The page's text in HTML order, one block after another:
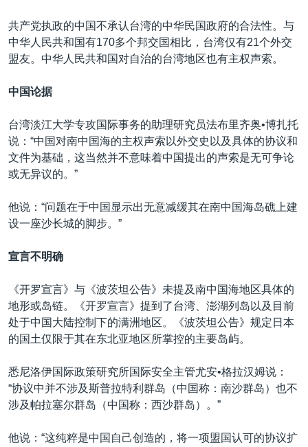
共产党执政的中国不承认台湾的中华民国政府的合法性。与
中华人民共和国有170多个邦交国相比，台湾仅有21个外交
盟友。中华人民共和国对自治的台湾地区也有主权声索。
中国论据
台湾淡江大学专攻国际事务的助理研究员法布里齐奥•博扎托
说：“中国对南中国海的主权声索以外交史以及具体的协议和
文件为基础，这当然并不意味着中国提出的声索是无可争论
或无异议的。”
他说：“问题在于中国显示出无意减缓其在南中国海岛礁上建
设一座沙长城的脚步。”
宣言不明确
《开罗宣言》与《波茨坦公告》未提及南中国海地区具体的
地形或岛链。《开罗宣言》提到了台湾、澎湖列岛以及目前
处于中国大陆控制下的满洲地区。《波茨坦公告》规定日本
的国土仅限于其在东北亚地区所掌控的主要岛屿。
悉尼洛伊国际政策研究所国际安全主管尤安•格拉汉姆说：
“协议中并不涉及斯普拉特利群岛（中国称：南沙群岛）也不
涉及帕拉塞尔群岛（中国称：西沙群岛）。”
他说：“这纯粹是中国自己创造的，将一项盟国认可的协议扩